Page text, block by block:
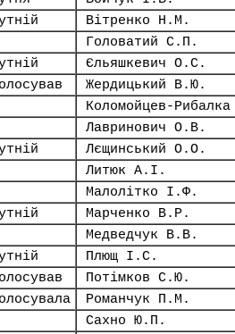
Вітренко Н.М.
Головатий С.П.
Єльяшкевич О.С.
Жердицький В.Ю.
Коломойцев-
Лавринович О.В.
Лєщинський О.О.
Литюк А.І.
Малолітко І.Ф.
Марченко В.Р.
Медведчук В.В.
Плющ І.С.
Потімков С.Ю.
Романчук П.М.
Сахно Ю.П.